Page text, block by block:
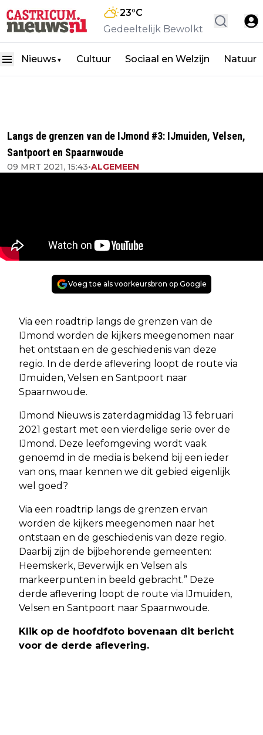
23°C
Gedeeltelijk Bewolkt
Nieuws ▼ Cultuur Sociaal en Welzijn Natuur
Langs de grenzen van de IJmond #3: IJmuiden, Velsen,
Santpoort en Spaarnwoude
09 MRT 2021, 15:43•ALGEMEEN
Voeg toe als voorkeursbron op Google
Via een roadtrip langs de grenzen van de
IJmond worden de kijkers meegenomen naar
het ontstaan en de geschiedenis van deze
regio. In de derde aflevering loopt de route via
IJmuiden, Velsen en Santpoort naar
Spaarnwoude.
IJmond Nieuws is zaterdagmiddag 13 februari
2021 gestart met een vierdelige serie over de
IJmond. Deze leefomgeving wordt vaak
genoemd in de media is bekend bij een ieder
van ons, maar kennen we dit gebied eigenlijk
wel goed?
Via een roadtrip langs de grenzen ervan
worden de kijkers meegenomen naar het
ontstaan en de geschiedenis van deze regio.
Daarbij zijn de bijbehorende gemeenten:
Heemskerk, Beverwijk en Velsen als
markeerpunten in beeld gebracht.” Deze
derde aflevering loopt de route via IJmuiden,
Velsen en Santpoort naar Spaarnwoude.
Klik op de hoofdfoto bovenaan dit bericht
voor de derde aflevering.